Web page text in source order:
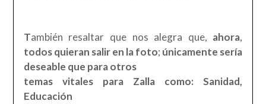
También resaltar que nos alegra que, ahora,
todos quieran salir en la foto; únicamente sería
deseable que para otros
temas vitales para Zalla como: Sanidad,
Educación